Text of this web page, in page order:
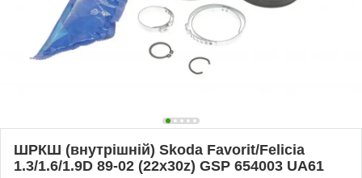
ШРКШ (внутрішній) Skoda Favorit/Felicia
1.3/1.6/1.9D 89-02 (22x30z) GSP 654003 UA61